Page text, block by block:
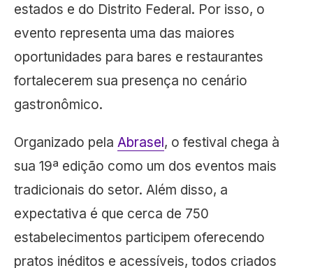
estados e do Distrito Federal. Por isso, o
evento representa uma das maiores
oportunidades para bares e restaurantes
fortalecerem sua presença no cenário
gastronômico.
Organizado pela Abrasel, o festival chega à
sua 19ª edição como um dos eventos mais
tradicionais do setor. Além disso, a
expectativa é que cerca de 750
estabelecimentos participem oferecendo
pratos inéditos e acessíveis, todos criados